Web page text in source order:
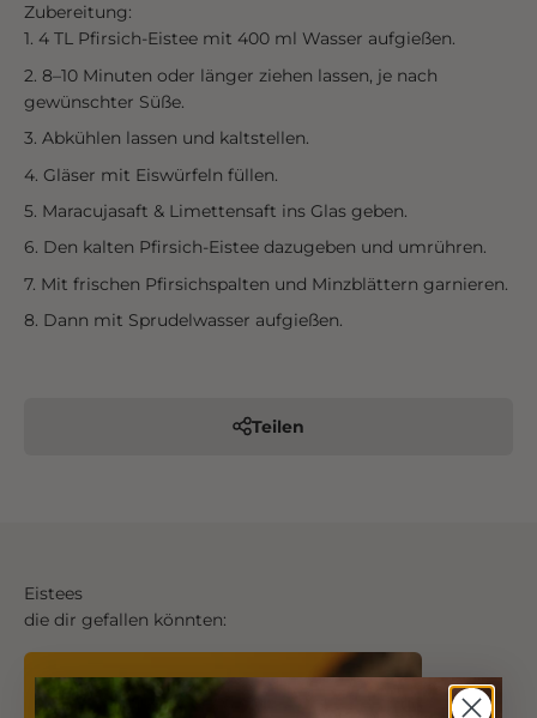
Zubereitung:
4 TL Pfirsich-Eistee mit 400 ml Wasser aufgießen.
8–10 Minuten oder länger ziehen lassen, je nach
gewünschter Süße.
Abkühlen lassen und kaltstellen.
Gläser mit Eiswürfeln füllen.
Maracujasaft & Limettensaft ins Glas geben.
Den kalten Pfirsich-Eistee dazugeben und umrühren.
Mit frischen Pfirsichspalten und Minzblättern garnieren.
Dann mit Sprudelwasser aufgießen.
Teilen
Eistees
die dir gefallen könnten: